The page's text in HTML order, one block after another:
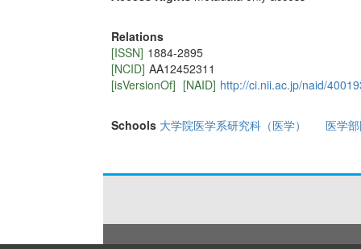
Relations
[ISSN] 1884-2895
[NCID] AA12452311
[isVersionOf] [NAID] http://ci.nii.ac.jp/naid/
Schools 大学院医学系研究科（医学） 医学